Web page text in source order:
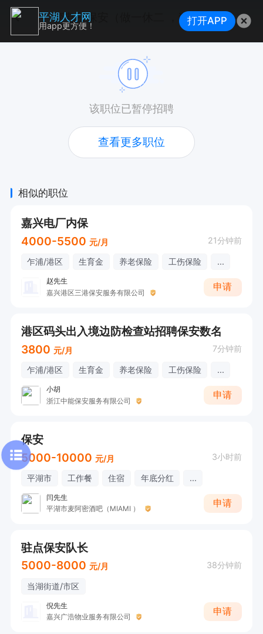
变电所保安（做一休二 ，独山港）
该职位已暂停招聘
查看更多职位
相似的职位
嘉兴电厂内保
4000-5500 元/月 21分钟前
乍浦/港区 生育金 养老保险 工伤保险 ...
赵先生
嘉兴港区三港保安服务有限公司
申请
港区码头出入境边防检查站招聘保安数名
3800 元/月 7分钟前
乍浦/港区 生育金 养老保险 工伤保险 ...
小胡
浙江中能保安服务有限公司
申请
保安
5000-10000 元/月 3小时前
平湖市 工作餐 住宿 年底分红 ...
闫先生
平湖市麦阿密酒吧（MIAMI ）
申请
驻点保安队长
5000-8000 元/月 38分钟前
当湖街道/市区
倪先生
嘉兴广浩物业服务有限公司
申请
平湖人才网
用app更方便！ 打开APP